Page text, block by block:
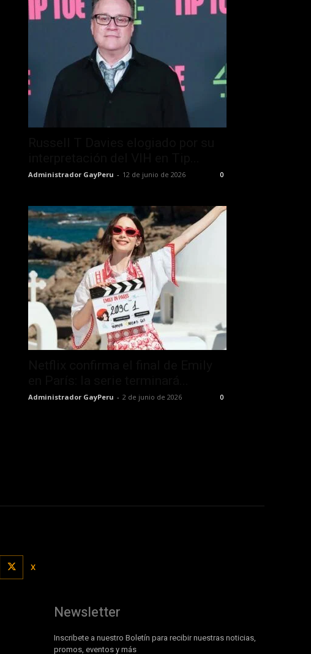
Administrador GayPeru - 12 de junio de 2026 0
Administrador GayPeru - 2 de junio de 2026 0
X
Newsletter
Inscribete a nuestro Boletín para recibir nuestras noticias,
promos, eventos y más